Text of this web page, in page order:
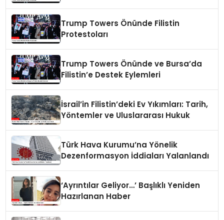
Trump Towers Önünde Filistin
Protestoları
Trump Towers Önünde ve Bursa’da
Filistin’e Destek Eylemleri
İsrail’in Filistin’deki Ev Yıkımları: Tarih,
Yöntemler ve Uluslararası Hukuk
Türk Hava Kurumu’na Yönelik
Dezenformasyon İddiaları Yalanlandı
‘Ayrıntılar Geliyor…’ Başlıklı Yeniden
Hazırlanan Haber